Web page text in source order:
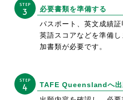
STEP
3
必要書類を準備する
パスポート、英文成績証
英語スコアなどを準備
加書類が必要です。
STEP
4
TAFE Queenslandへ出